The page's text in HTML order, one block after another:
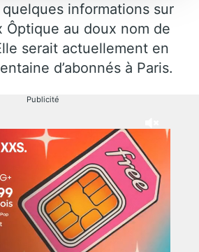
informations sur
Ôptique au doux nom de
serait actuellement en
d’abonnés à Paris.
Publicité